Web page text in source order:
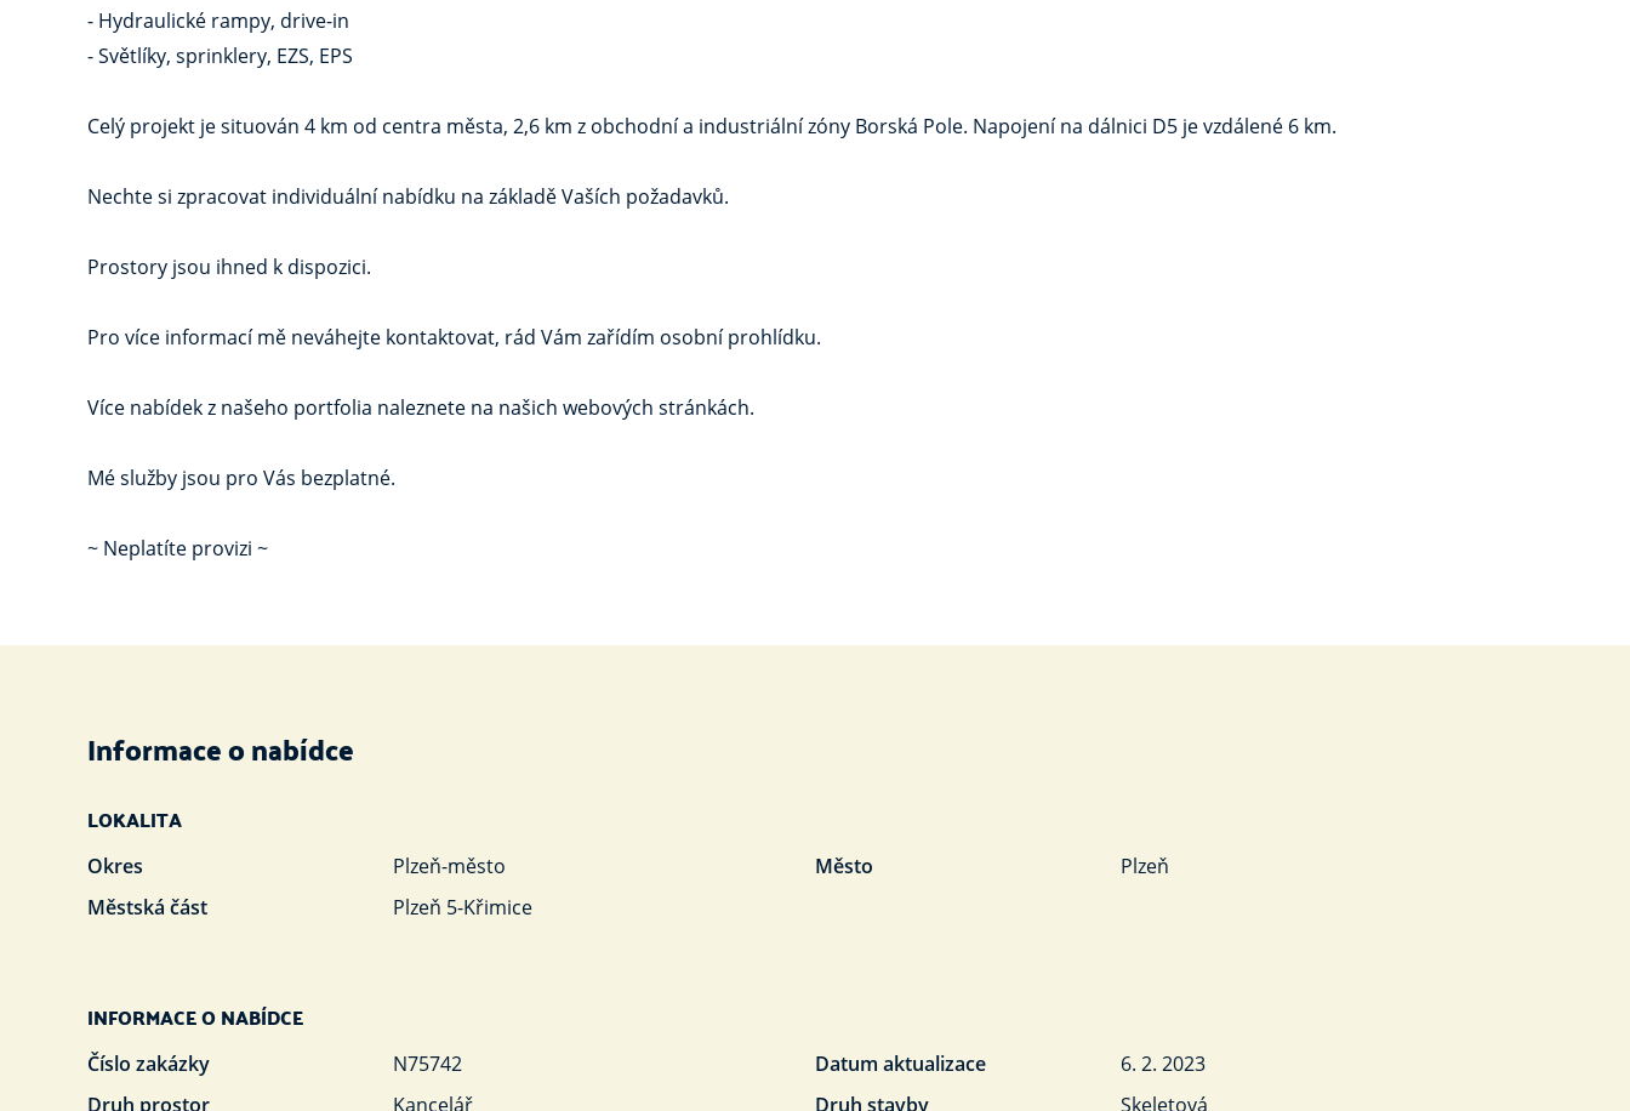
- Hydraulické rampy, drive-in
- Světlíky, sprinklery, EZS, EPS
Celý projekt je situován 4 km od centra města, 2,6 km z obchodní a industriální zóny Borská Pole. Napojení na dálnici D5 je vzdálené 6 km.
Nechte si zpracovat individuální nabídku na základě Vaších požadavků.
Prostory jsou ihned k dispozici.
Pro více informací mě neváhejte kontaktovat, rád Vám zařídím osobní prohlídku.
Více nabídek z našeho portfolia naleznete na našich webových stránkách.
Mé služby jsou pro Vás bezplatné.
~ Neplatíte provizi ~
Informace o nabídce
LOKALITA
Okres Plzeň-město Město
Plzeň
Městská část
Plzeň 5-Křimice
INFORMACE O NABÍDCE
Číslo zakázky N75742 Datum aktualizace
6. 2. 2023
Druh prostor
Kancelář Druh stavby
Skeletová